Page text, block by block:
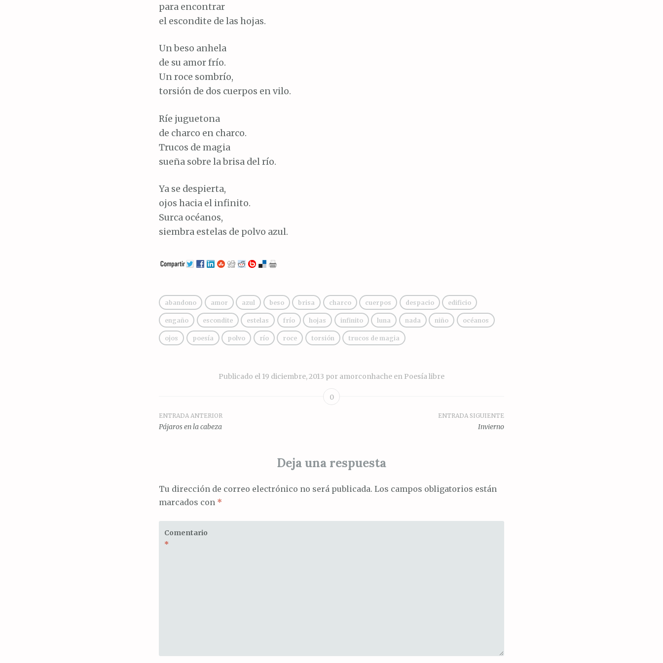
para encontrar
el escondite de las hojas.
Un beso anhela
de su amor frío.
Un roce sombrío,
torsión de dos cuerpos en vilo.
Ríe juguetona
de charco en charco.
Trucos de magia
sueña sobre la brisa del río.
Ya se despierta,
ojos hacia el infinito.
Surca océanos,
siembra estelas de polvo azul.
abandono amor azul beso brisa charco cuerpos despacio edificio
engaño escondite estelas frío hojas infinito luna nada niño océanos
ojos poesía polvo río roce torsión trucos de magia
Publicado el 19 diciembre, 2013 por amorconhache en Poesía libre
0
Navegación
ENTRADA ANTERIOR
Pájaros en la cabeza
ENTRADA SIGUIENTE
Invierno
Deja una respuesta
Tu dirección de correo electrónico no será publicada. Los campos obligatorios están
marcados con *
Comentario
*